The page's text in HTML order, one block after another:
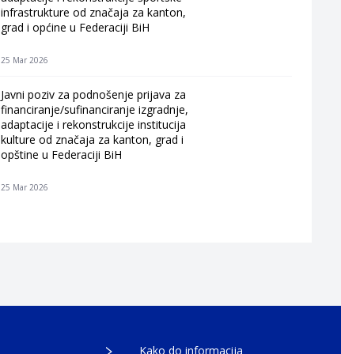
infrastrukture od značaja za kanton,
grad i općine u Federaciji BiH
25 Mar 2026
Javni poziv za podnošenje prijava za
financiranje/sufinanciranje izgradnje,
adaptacije i rekonstrukcije institucija
kulture od značaja za kanton, grad i
opštine u Federaciji BiH
25 Mar 2026
Kako do informacija